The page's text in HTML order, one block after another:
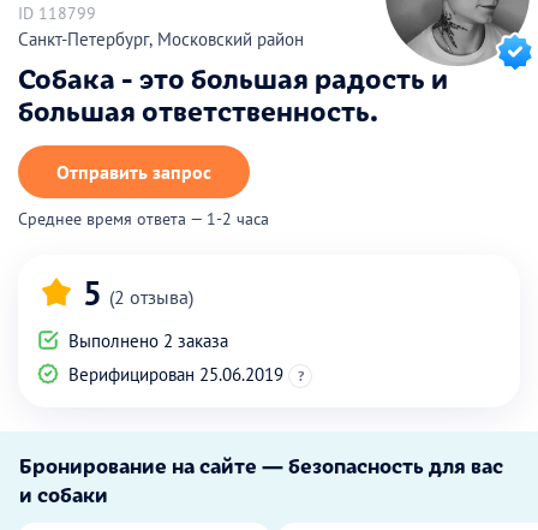
ID 118799
Санкт-Петербург, Московский район
Собака - это большая радость и
большая ответственность.
Отправить запрос
Среднее время ответа — 1-2 часа
5 (2 отзыва)
Выполнено 2 заказа
Верифицирован 25.06.2019
?
Бронирование на сайте — безопасность для вас
и собаки